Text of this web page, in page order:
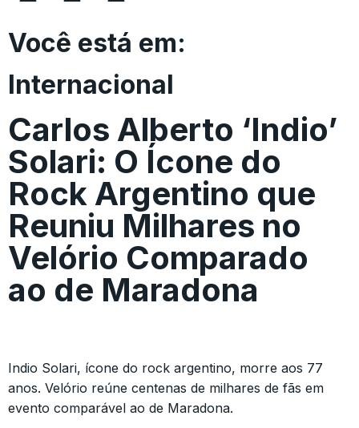
Você está em:
Internacional
Carlos Alberto ‘Indio’
Solari: O Ícone do
Rock Argentino que
Reuniu Milhares no
Velório Comparado
ao de Maradona
Indio Solari, ícone do rock argentino, morre aos 77
anos. Velório reúne centenas de milhares de fãs em
evento comparável ao de Maradona.